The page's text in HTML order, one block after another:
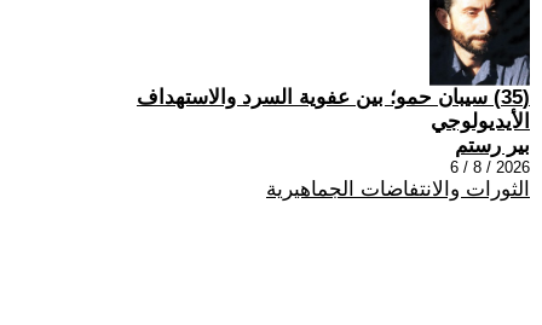
(35) سيبان حمو؛ بين عفوية السرد والاستهداف
الأيديولوجي
بير رستم
2026 / 8 / 6
الثورات والانتفاضات الجماهيرية